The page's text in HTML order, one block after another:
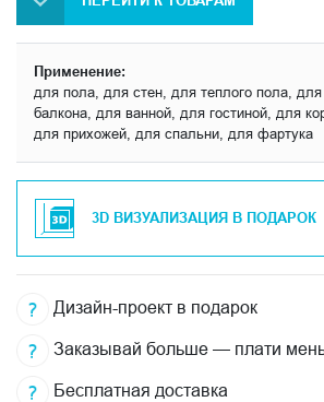
Применение:
для пола, для стен, для теплого пола,
балкона, для ванной, для гостиной, для
для прихожей, для спальни, для фартука
3D ВИЗУАЛИЗАЦИЯ В ПОДАРОК
Дизайн-проект в подарок
Заказывай больше — плати
Бесплатная доставка